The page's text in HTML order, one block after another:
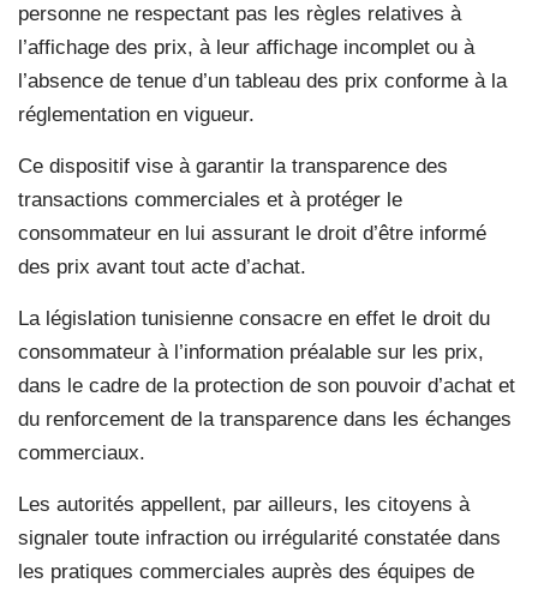
personne ne respectant pas les règles relatives à
l’affichage des prix, à leur affichage incomplet ou à
l’absence de tenue d’un tableau des prix conforme à la
réglementation en vigueur.
Ce dispositif vise à garantir la transparence des
transactions commerciales et à protéger le
consommateur en lui assurant le droit d’être informé
des prix avant tout acte d’achat.
La législation tunisienne consacre en effet le droit du
consommateur à l’information préalable sur les prix,
dans le cadre de la protection de son pouvoir d’achat et
du renforcement de la transparence dans les échanges
commerciaux.
Les autorités appellent, par ailleurs, les citoyens à
signaler toute infraction ou irrégularité constatée dans
les pratiques commerciales auprès des équipes de